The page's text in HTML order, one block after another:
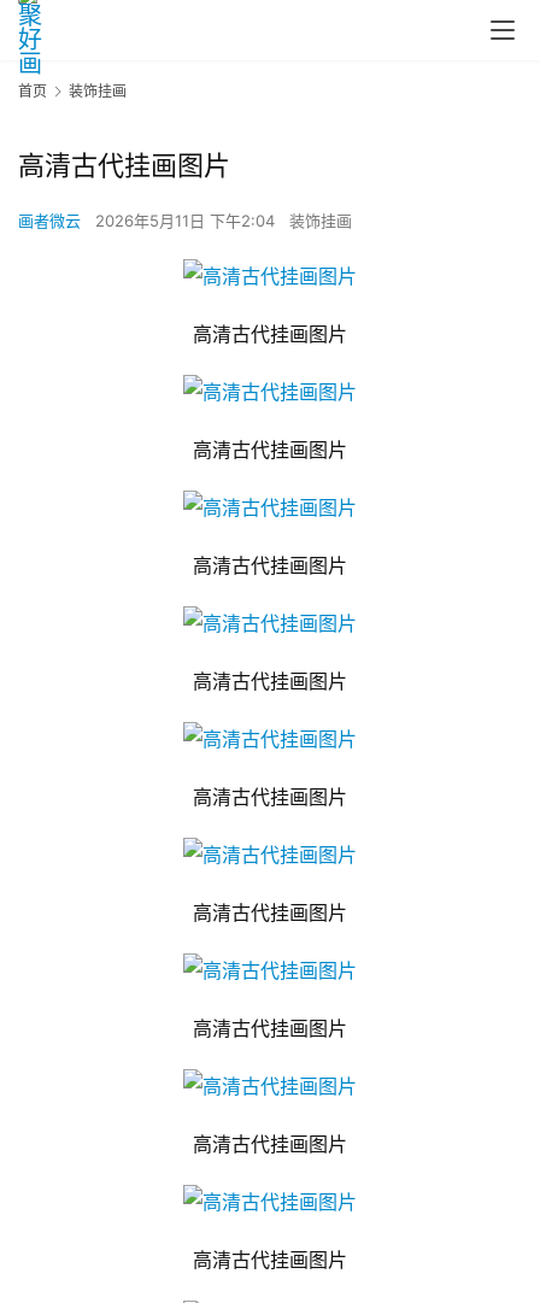
首页 装饰挂画
高清古代挂画图片
画者微云 2026年5月11日 下午2:04 装饰挂画
高清古代挂画图片
高清古代挂画图片
高清古代挂画图片
高清古代挂画图片
高清古代挂画图片
高清古代挂画图片
高清古代挂画图片
高清古代挂画图片
高清古代挂画图片